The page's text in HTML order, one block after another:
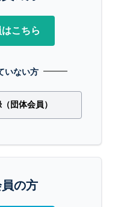
こちら
いない方
団体会員）
の方